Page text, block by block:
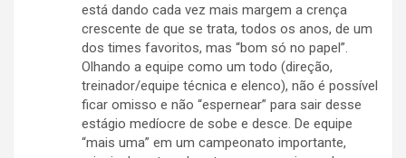
está dando cada vez mais margem a crença
crescente de que se trata, todos os anos, de um
dos times favoritos, mas “bom só no papel”.
Olhando a equipe como um todo (direção,
treinador/equipe técnica e elenco), não é possível
ficar omisso e não “espernear” para sair desse
estágio medíocre de sobe e desce. De equipe
“mais uma” em um campeonato importante,